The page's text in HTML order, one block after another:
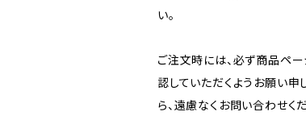
い。
ご注文時には、必ず商品ペー
認していただくようお願い申
ら、遠慮なくお問い合わせく